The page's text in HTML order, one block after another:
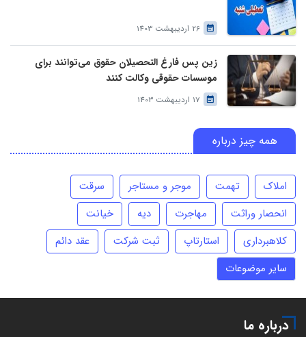
26 اردیبهشت 1403
زین پس فارغ التحصیلان حقوق می‌توانند برای
موسسات حقوقی وکالت کنند
17 اردیبهشت 1403
همه چیز درباره
املاک تهمت موجر و مستاجر
سرقت
انحصار وراثت
مهاجرت دیه
خیانت
کلاهبرداری
استارتاپ ثبت شرکت
عقد دائم
سایر موضوعات
درباره ما